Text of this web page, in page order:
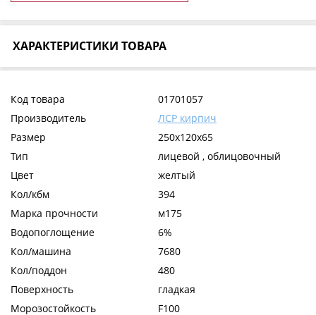
ХАРАКТЕРИСТИКИ ТОВАРА
Код товара
01701057
Производитель
ЛСР кирпич
Размер
250x120x65
Тип
лицевой , облицовочный
Цвет
желтый
Кол/кбм
394
Марка прочности
м175
Водопоглощение
6%
Кол/машина
7680
Кол/поддон
480
Поверхность
гладкая
Морозостойкость
F100